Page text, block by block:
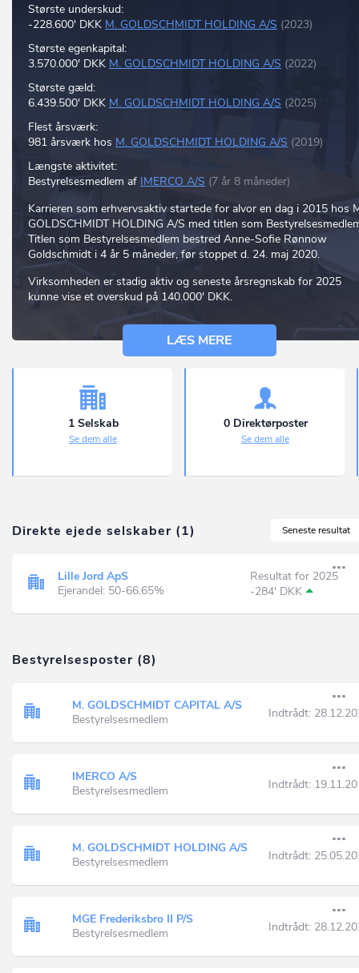
Største underskud:
-228.600' DKK M. GOLDSCHMIDT HOLDING A/S (2023)
Største egenkapital:
3.570.000' DKK M. GOLDSCHMIDT HOLDING A/S (2022)
Største gæld:
6.439.500' DKK M. GOLDSCHMIDT HOLDING A/S (2025)
Flest årsværk:
981 årsværk hos M. GOLDSCHMIDT HOLDING A/S (2019)
Længste aktivitet:
Bestyrelsesmedlem af IMERCO A/S (7 år 8 måneder)
Karrieren som erhvervsaktiv startede for alvor en dag i 2015 hos
GOLDSCHMIDT HOLDING A/S med titlen som
Titlen som Bestyrelsesmedlem bestred Anne-Sofie Rønnow
Goldschmidt i 4 år 5 måneder, før stoppet d. 24. maj 2020.
Virksomheden er stadig aktiv og seneste årsregnskab for 2025
kunne vise et overskud på 140.000' DKK.
LÆS MERE
1 Selskab
Se dem alle
0 Direktørposter
Se dem alle
Seneste resultat
Direkte ejede selskaber (1)
Lille Jord ApS
Ejerandel: 50-66.65%
Resultat for 2025
-284' DKK
Bestyrelsesposter (8)
M. GOLDSCHMIDT CAPITAL A/S
Bestyrelsesmedlem
Indtrådt:
IMERCO A/S
Bestyrelsesmedlem
Indtrådt:
M. GOLDSCHMIDT HOLDING A/S
Bestyrelsesmedlem
Indtrådt:
MGE Frederiksbro II P/S
Bestyrelsesmedlem
Indtrådt: